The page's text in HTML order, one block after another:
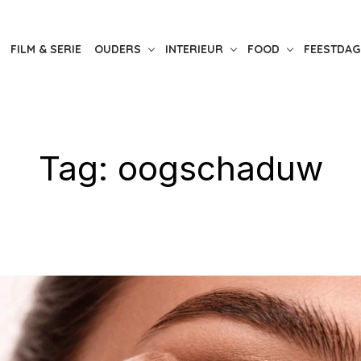
FILM & SERIE OUDERS INTERIEUR FOOD FEESTDAG
Tag: oogschaduw